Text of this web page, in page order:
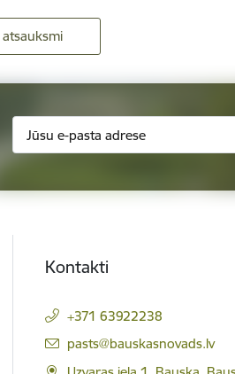
Kontakti
+371 63922238
E-pasts:
pasts@bauskasnovads.lv